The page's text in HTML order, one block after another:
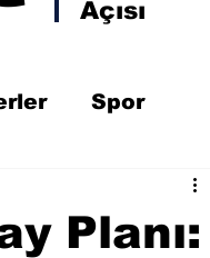
Açısı
Spor
Planı: